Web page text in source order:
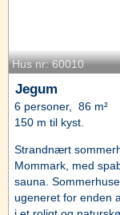
Hus nr: 60010
Jegum
6 personer, 86 m²
150 m til kyst.
Strandnært
Mommark, med
sauna.
ugeneret for enden